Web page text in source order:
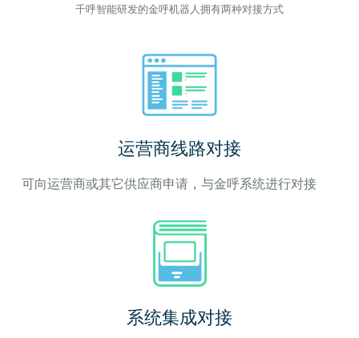
千呼智能研发的金呼机器人拥有两种对接方式
运营商线路对接
可向运营商或其它供应商申请，与金呼系统进行对接
系统集成对接